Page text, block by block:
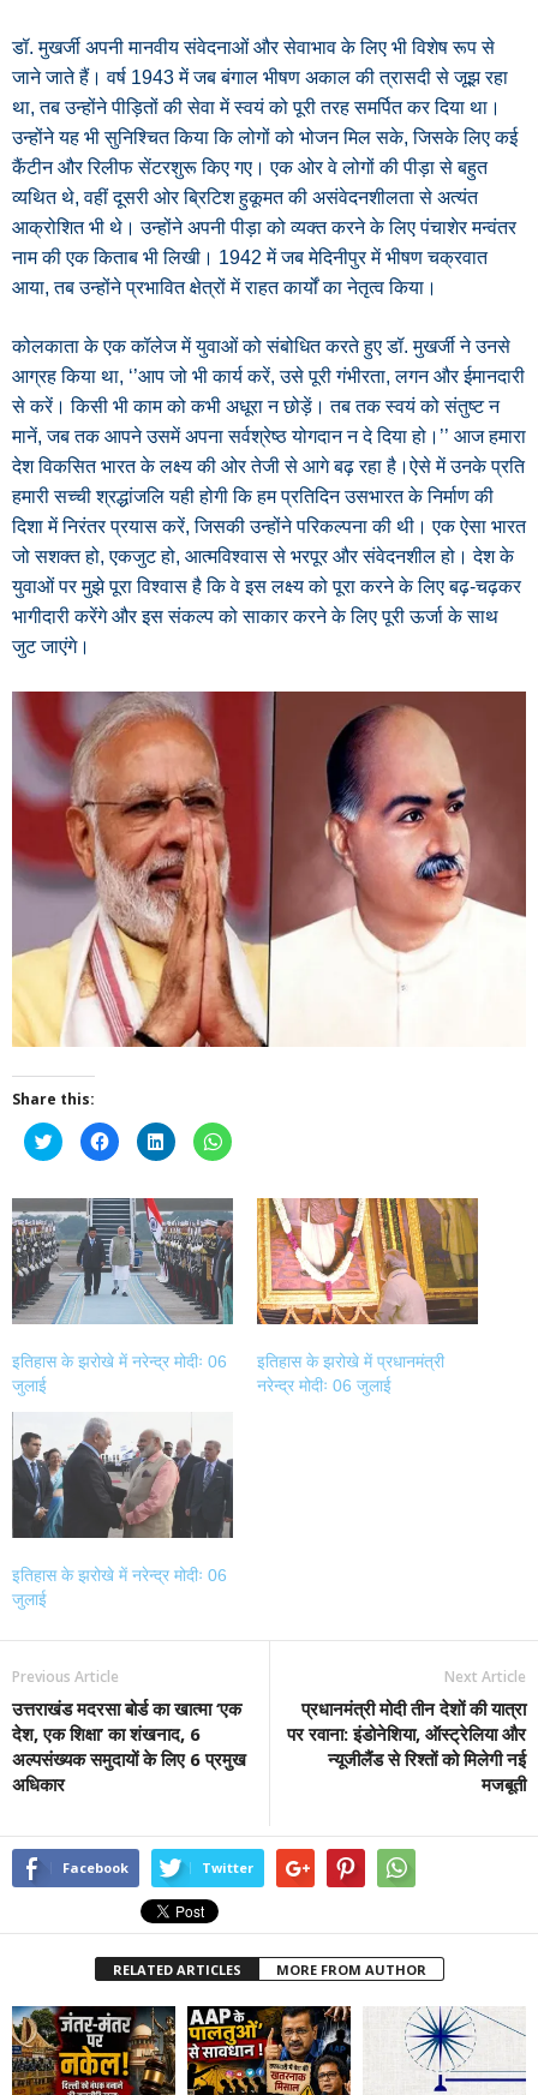
डॉ. मुखर्जी अपनी मानवीय संवेदनाओं और सेवाभाव के लिए भी विशेष रूप से
जाने जाते हैं। वर्ष 1943 में जब बंगाल भीषण अकाल की त्रासदी से जूझ रहा
था, तब उन्होंने पीड़ितों की सेवा में स्वयं को पूरी तरह समर्पित कर दिया था।
उन्होंने यह भी सुनिश्चित किया कि लोगों को भोजन मिल सके, जिसके लिए कई
कैंटीन और रिलीफ सेंटरशुरू किए गए। एक ओर वे लोगों की पीड़ा से बहुत
व्यथित थे, वहीं दूसरी ओर ब्रिटिश हुकूमत की असंवेदनशीलता से अत्यंत
आक्रोशित भी थे। उन्होंने अपनी पीड़ा को व्यक्त करने के लिए पंचाशेर मन्वंतर
नाम की एक किताब भी लिखी। 1942 में जब मेदिनीपुर में भीषण चक्रवात
आया, तब उन्होंने प्रभावित क्षेत्रों में राहत कार्यों का नेतृत्व किया।
कोलकाता के एक कॉलेज में युवाओं को संबोधित करते हुए डॉ. मुखर्जी ने उनसे
आग्रह किया था, ‘’आप जो भी कार्य करें, उसे पूरी गंभीरता, लगन और ईमानदारी
से करें। किसी भी काम को कभी अधूरा न छोड़ें। तब तक स्वयं को संतुष्ट न
मानें, जब तक आपने उसमें अपना सर्वश्रेष्ठ योगदान न दे दिया हो।’’ आज हमारा
देश विकसित भारत के लक्ष्य की ओर तेजी से आगे बढ़ रहा है।ऐसे में उनके प्रति
हमारी सच्ची श्रद्धांजलि यही होगी कि हम प्रतिदिन उसभारत के निर्माण की
दिशा में निरंतर प्रयास करें, जिसकी उन्होंने परिकल्पना की थी। एक ऐसा भारत
जो सशक्त हो, एकजुट हो, आत्मविश्वास से भरपूर और संवेदनशील हो। देश के
युवाओं पर मुझे पूरा विश्वास है कि वे इस लक्ष्य को पूरा करने के लिए बढ़-चढ़कर
भागीदारी करेंगे और इस संकल्प को साकार करने के लिए पूरी ऊर्जा के साथ
जुट जाएंगे।
Share this:
Click
to
share
Twitter
(Opens
in
new
window)
Click
to
share
Facebook
(Opens
in
new
window)
Click
to
share
LinkedIn
(Opens
in
new
window)
Click
to
WhatsApp
(Opens
in
new
window)
इतिहास के झरोखे में नरेन्द्र मोदीः 06
जुलाई
इतिहास के झरोखे में प्रधानमंत्री
नरेन्द्र मोदीः 06 जुलाई
इतिहास के झरोखे में नरेन्द्र मोदीः 06
जुलाई
Previous Article
उत्तराखंड मदरसा बोर्ड का खात्मा ‘एक
देश, एक शिक्षा’ का शंखनाद, 6
अल्पसंख्यक समुदायों के लिए 6 प्रमुख
अधिकार
Next Article
प्रधानमंत्री मोदी तीन देशों की यात्रा
पर रवाना: इंडोनेशिया, ऑस्ट्रेलिया और
न्यूजीलैंड से रिश्तों को मिलेगी नई
मजबूती
Facebook Twitter
RELATED ARTICLES MORE FROM AUTHOR